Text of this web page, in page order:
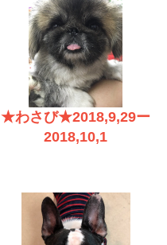
★わさび★2018,9,29ー
2018,10,1